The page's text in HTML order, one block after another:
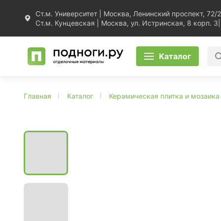
Ст.м. Университет | Москва, Ленинский проспект, 72/2
Ст.м. Кунцевская | Москва, ул. Истринская, 8 корп. 3
Каталог
Главная Каталог Керамическая плитка и мозаика